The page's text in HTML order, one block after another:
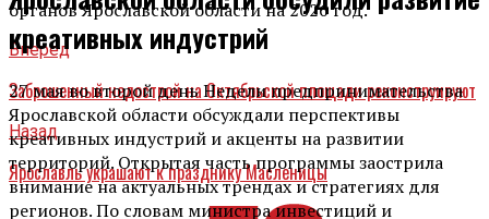
органов Ярославской области на 2026 год.
Вперед
Заброшенный недострой на Октябрьской площади реконструируют
Назад
Ярославль украшают к празднику Масленицы
креативных индустрий
27 мая во второй день Недели предпринимательства
Ярославской области обсуждали перспективы
креативных индустрий и акценты на развитии
территорий. Открытая часть программы заострила
внимание на актуальных трендах и стратегиях для
регионов. По словам министра инвестиций и